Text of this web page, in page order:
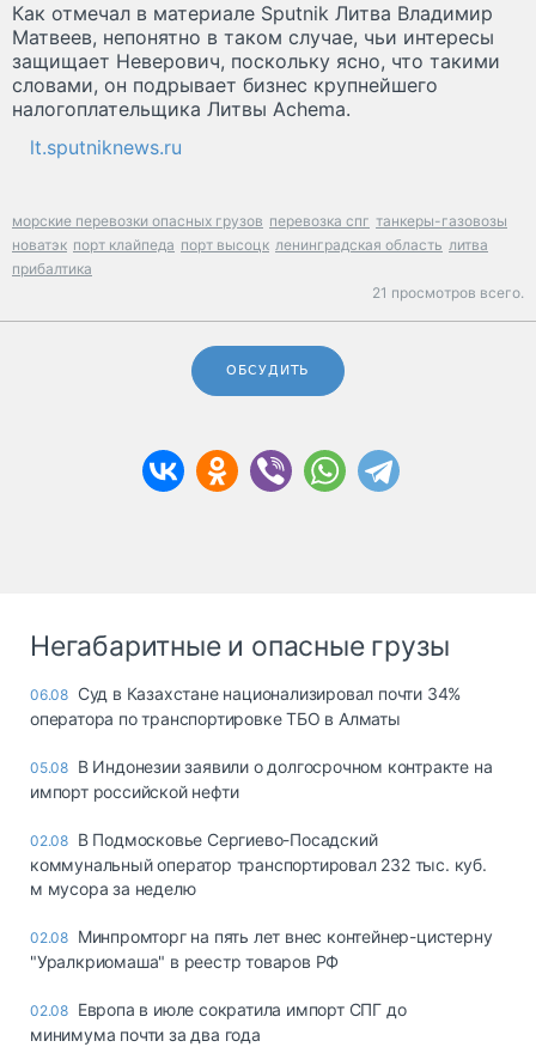
Как отмечал в материале Sputnik Литва Владимир
Матвеев, непонятно в таком случае, чьи интересы
защищает Неверович, поскольку ясно, что такими
словами, он подрывает бизнес крупнейшего
налогоплательщика Литвы Achema.
lt.sputniknews.ru
морские перевозки опасных грузов перевозка спг танкеры-газовозы
новатэк порт клайпеда порт высоцк ленинградская область литва
прибалтика
21 просмотров всего.
ОБСУДИТЬ
Негабаритные и опасные грузы
06.08 Суд в Казахстане национализировал почти 34%
оператора по транспортировке ТБО в Алматы
05.08 В Индонезии заявили о долгосрочном контракте на
импорт российской нефти
02.08 В Подмосковье Сергиево-Посадский
коммунальный оператор транспортировал 232 тыс. куб.
м мусора за неделю
02.08 Минпромторг на пять лет внес контейнер-цистерну
"Уралкриомаша" в реестр товаров РФ
02.08 Европа в июле сократила импорт СПГ до
минимума почти за два года